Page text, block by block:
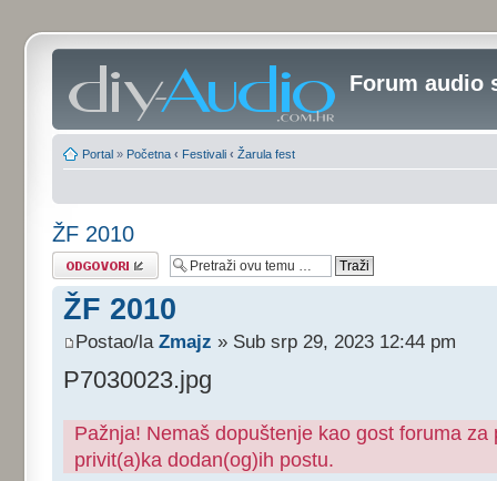
Forum audio
Portal » Početna ‹ Festivali ‹ Žarula fest
ŽF 2010
Odgovori
ŽF 2010
Postao/la Zmajz » Sub srp 29, 2023 12:44 pm
P7030023.jpg
Pažnja! Nemaš dopuštenje kao gost foruma
privit(a)ka dodan(og)ih postu.